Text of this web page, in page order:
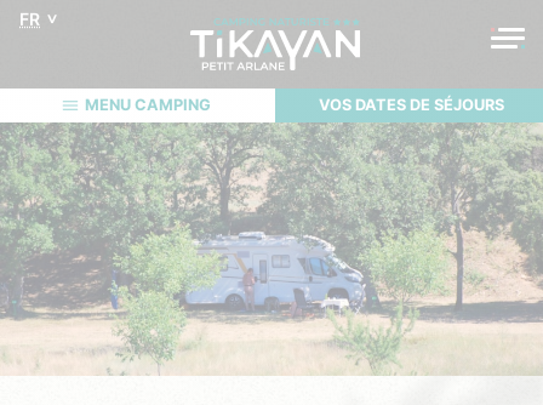
FR
MENU CAMPING VOS DATES DE SÉJOURS